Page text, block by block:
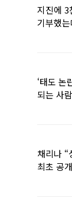
지진에 3
기부했
‘태도 논
되는 사
채리나
최초 공